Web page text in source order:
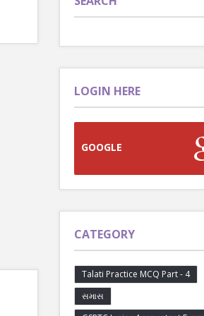
LOGIN HERE
GOOGLE
CATEGORY
Talati Practice MCQ Part - 4
સમાસ